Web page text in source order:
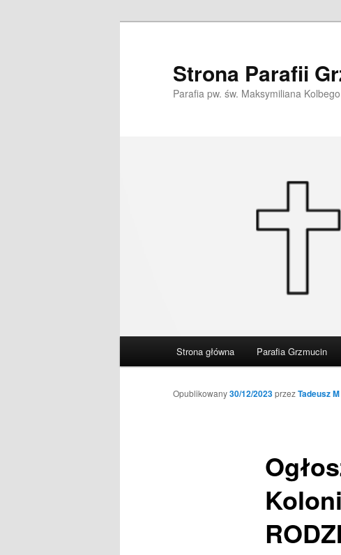
Strona Parafii
Parafia pw. św. Maksymiliana
Strona główna Parafia Grzmucin
Opublikowany30/12/2023przezTadeusz M